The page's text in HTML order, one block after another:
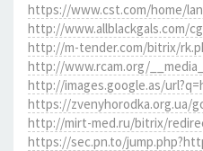
https://www.cst.com/home/
http://www.allblackgals.com/
http://m-tender.com/bitrix/
http://www.rcam.org/
http://images.google.as/
https://zvenyhorodka.org.ua/
http://mirt-med.ru/bitrix/
https://sec.pn.to/